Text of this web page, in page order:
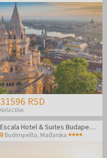
31596 RSD
NAŠA CENA
Escala Hotel & Suites Budapest - Letnji odmor u Budimpešti
Budimpešta Mađarska